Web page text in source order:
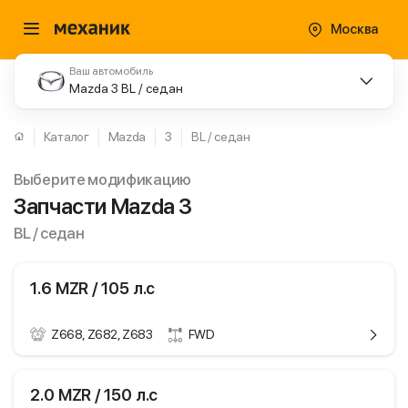
Москва
Ваш автомобиль
Mazda 3 BL / седан
Каталог Mazda 3 BL / седан
Выберите модификацию
Запчасти Mazda 3
BL / седан
1.6 MZR / 105 л.с
Z668, Z682, Z683 FWD
Mazda 3
2.0 MZR / 150 л.с